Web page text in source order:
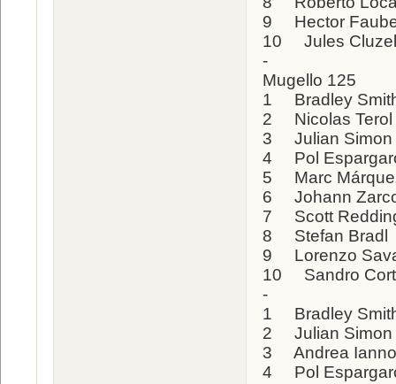
9 Hector
10 Jules
-
Mugello 125
1 Bradley
2 Nicolas
3 Julian
4 Pol
5 Marc
6 Johann
7 Scott
8 Stefan
9 Lorenzo
10 Sandro
-
1 Bradley
2 Julian
3 Andrea
4 Pol